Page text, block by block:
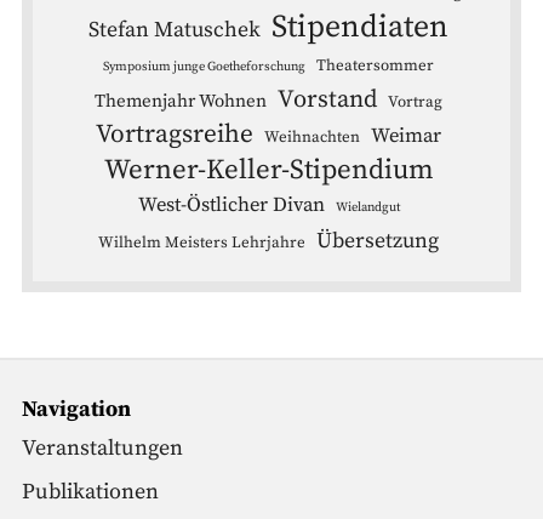
Stefan Matuschek Stipendiaten
Symposium junge Goetheforschung Theatersommer
Themenjahr Wohnen Vorstand Vortrag
Vortragsreihe Weihnachten Weimar
Werner-Keller-Stipendium
West-Östlicher Divan Wielandgut
Wilhelm Meisters Lehrjahre Übersetzung
Navigation
Veranstaltungen
Publikationen